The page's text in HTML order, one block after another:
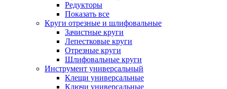
Редукторы
Показать все
Круги отрезные и шлифовальные
Зачистные круги
Лепестковые круги
Отрезные круги
Шлифовальные круги
Инструмент универсальный
Клещи универсальные
Ключи универсальные